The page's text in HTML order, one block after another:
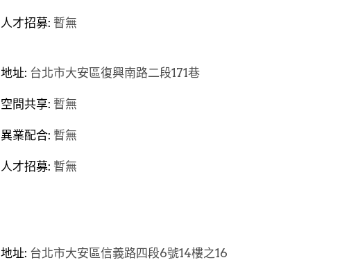
人才招募: 暫無
地址: 台北市大安區復興南路二段171巷
空間共享: 暫無
異業配合: 暫無
人才招募: 暫無
地址: 台北市大安區信義路四段6號14樓之16